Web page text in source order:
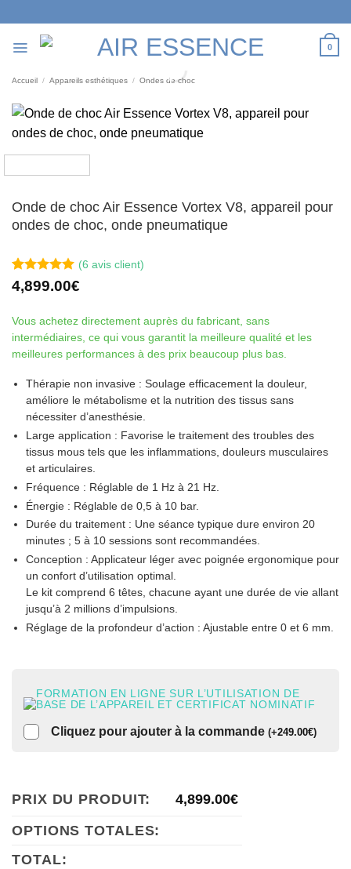
contenu
0
Accueil / Appareils esthétiques / Ondes de choc
Onde de choc Air Essence Vortex V8, appareil pour
ondes de choc, onde pneumatique
Noté5sur
5 basé sur
6
client
(6 avis client)
4,899.00€
Vous achetez directement auprès du fabricant, sans
intermédiaires, ce qui vous garantit la meilleure qualité et les
meilleures performances à des prix beaucoup plus bas.
Thérapie non invasive : Soulage efficacement la douleur,
améliore le métabolisme et la nutrition des tissus sans
nécessiter d’anesthésie.
Large application : Favorise le traitement des troubles des
tissus mous tels que les inflammations, douleurs musculaires
et articulaires.
Fréquence : Réglable de 1 Hz à 21 Hz.
Énergie : Réglable de 0,5 à 10 bar.
Durée du traitement : Une séance typique dure environ 20
minutes ; 5 à 10 sessions sont recommandées.
Conception : Applicateur léger avec poignée ergonomique pour
un confort d’utilisation optimal.
Le kit comprend 6 têtes, chacune ayant une durée de vie allant
jusqu’à 2 millions d’impulsions.
Réglage de la profondeur d’action : Ajustable entre 0 et 6 mm.
FORMATION EN LIGNE SUR L’UTILISATION DE
BASE DE L’APPAREIL ET CERTIFICAT NOMINATIF
Cliquez pour ajouter à la commande (+249.00€)
PRIX DU PRODUIT: 4,899.00€
OPTIONS TOTALES:
TOTAL: